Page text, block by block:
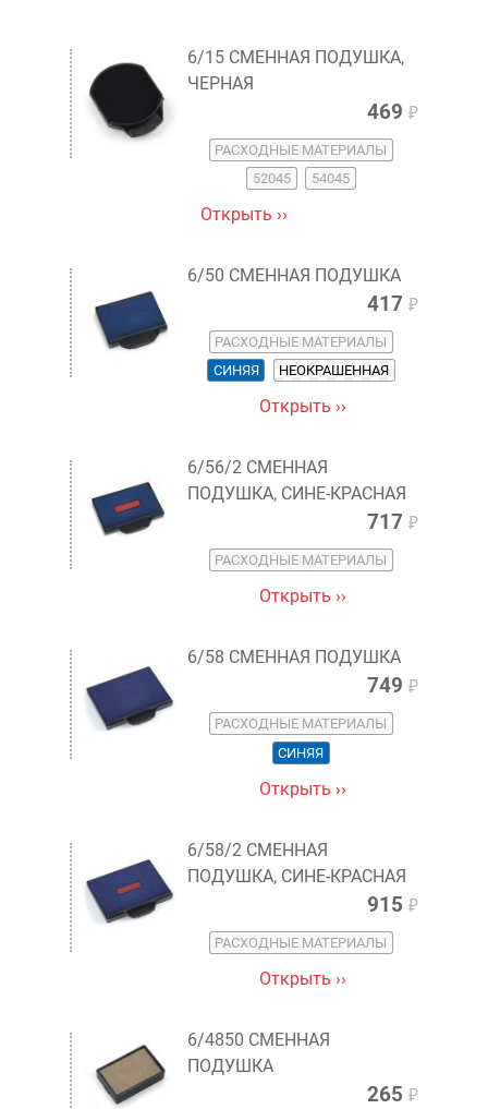
6/15 СМЕННАЯ ПОДУШКА,
ЧЕРНАЯ
469 ₽
РАСХОДНЫЕ МАТЕРИАЛЫ
52045
54045
Открыть ››
6/50 СМЕННАЯ ПОДУШКА
417 ₽
РАСХОДНЫЕ МАТЕРИАЛЫ
СИНЯЯ
НЕОКРАШЕННАЯ
Открыть ››
6/56/2 СМЕННАЯ
ПОДУШКА, СИНЕ-КРАСНАЯ
717 ₽
РАСХОДНЫЕ МАТЕРИАЛЫ
Открыть ››
6/58 СМЕННАЯ ПОДУШКА
749 ₽
РАСХОДНЫЕ МАТЕРИАЛЫ
СИНЯЯ
Открыть ››
6/58/2 СМЕННАЯ
ПОДУШКА, СИНЕ-КРАСНАЯ
915 ₽
РАСХОДНЫЕ МАТЕРИАЛЫ
Открыть ››
6/4850 СМЕННАЯ
ПОДУШКА
265 ₽